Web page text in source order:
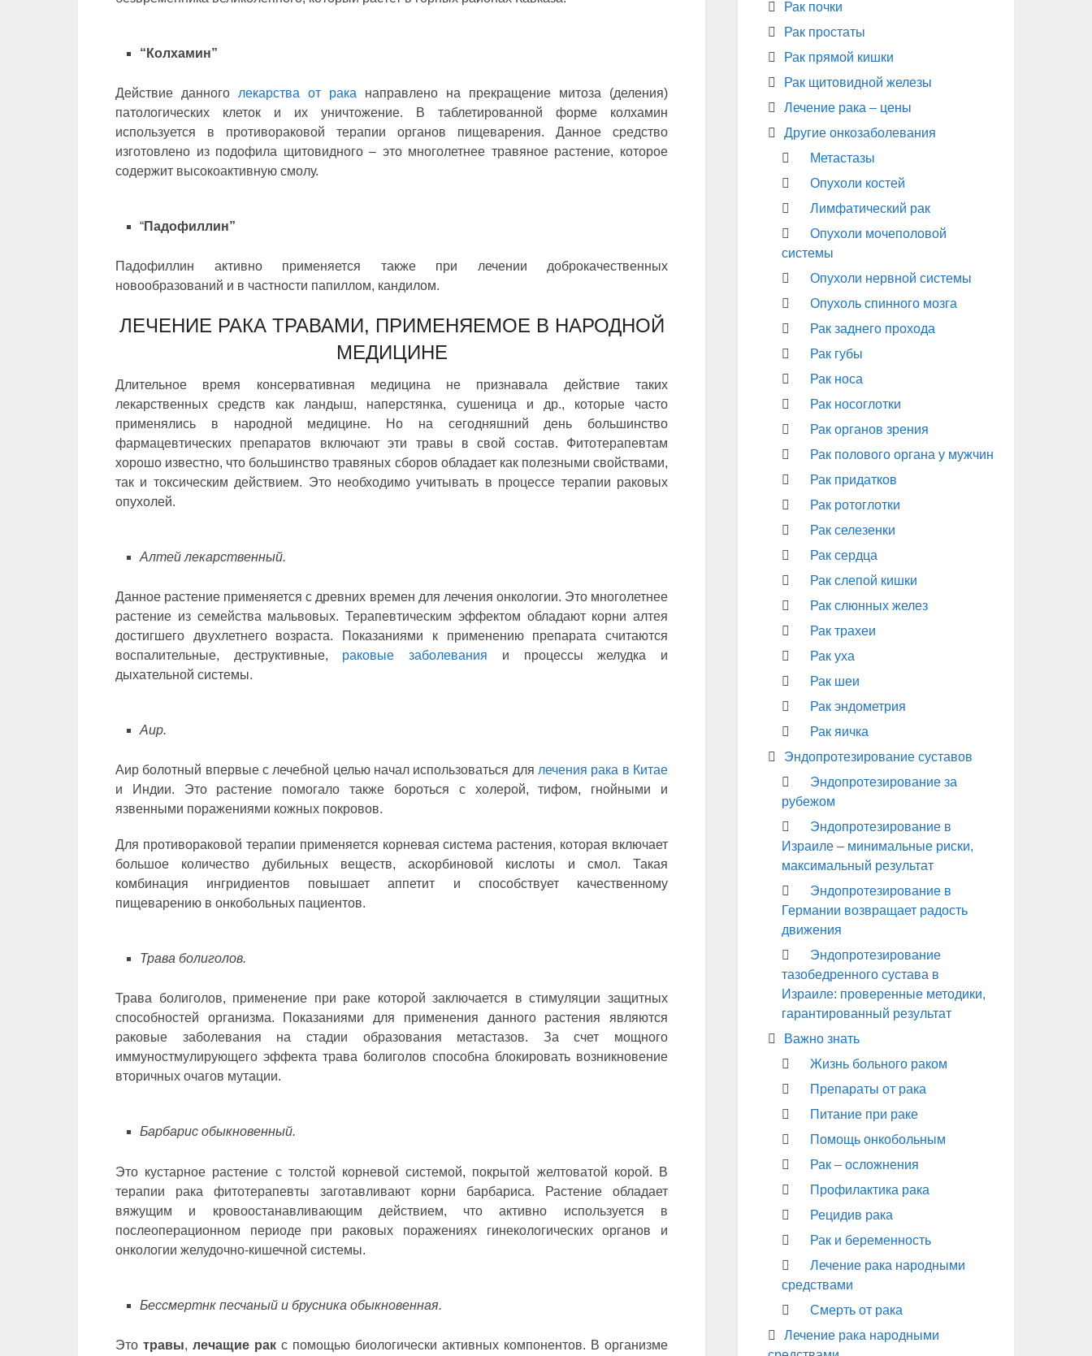
“Колхамин”
Действие данного лекарства от рака направлено на прекращение митоза (деления)
патологических клеток и их уничтожение. В таблетированной форме колхамин
используется в противораковой терапии органов пищеварения. Данное средство
изготовлено из подофила щитовидного – это многолетнее травяное растение, которое
содержит высокоактивную смолу.
“Падофиллин”
Падофиллин активно применяется также при лечении доброкачественных
новообразований и в частности папиллом, кандилом.
ЛЕЧЕНИЕ РАКА ТРАВАМИ, ПРИМЕНЯЕМОЕ В НАРОДНОЙ
МЕДИЦИНЕ
Длительное время консервативная медицина не признавала действие таких
лекарственных средств как ландыш, наперстянка, сушеница и др., которые часто
применялись в народной медицине. Но на сегодняшний день большинство
фармацевтических препаратов включают эти травы в свой состав. Фитотерапевтам
хорошо известно, что большинство травяных сборов обладает как полезными свойствами,
так и токсическим действием. Это необходимо учитывать в процессе терапии раковых
опухолей.
Алтей лекарственный.
Данное растение применяется с древних времен для лечения онкологии. Это многолетнее
растение из семейства мальвовых. Терапевтическим эффектом обладают корни алтея
достигшего двухлетнего возраста. Показаниями к применению препарата считаются
воспалительные, деструктивные, раковые заболевания и процессы желудка и
дыхательной системы.
Аир.
Аир болотный впервые с лечебной целью начал использоваться для лечения рака в Китае
и Индии. Это растение помогало также бороться с холерой, тифом, гнойными и
язвенными поражениями кожных покровов.
Для противораковой терапии применяется корневая система растения, которая включает
большое количество дубильных веществ, аскорбиновой кислоты и смол. Такая
комбинация ингридиентов повышает аппетит и способствует качественному
пищеварению в онкобольных пациентов.
Трава болиголов.
Трава болиголов, применение при раке которой заключается в стимуляции защитных
способностей организма. Показаниями для применения данного растения являются
раковые заболевания на стадии образования метастазов. За счет мощного
иммуностмулирующего эффекта трава болиголов способна блокировать возникновение
вторичных очагов мутации.
Барбарис обыкновенный.
Это кустарное растение с толстой корневой системой, покрытой желтоватой корой. В
терапии рака фитотерапевты заготавливают корни барбариса. Растение обладает
вяжущим и кровоостанавливающим действием, что активно используется в
послеоперационном периоде при раковых поражениях гинекологических органов и
онкологии желудочно-кишечной системы.
Бессмертнк песчаный и брусника обыкновенная.
Это травы, лечащие рак с помощью биологически активных компонентов. В организме
Рак почки
Рак простаты
Рак прямой кишки
Рак щитовидной железы
Лечение рака – цены
Другие онкозаболевания
Метастазы
Опухоли костей
Лимфатический рак
Опухоли мочеполовой
системы
Опухоли нервной системы
Опухоль спинного мозга
Рак заднего прохода
Рак губы
Рак носа
Рак носоглотки
Рак органов зрения
Рак полового органа у мужчин
Рак придатков
Рак ротоглотки
Рак селезенки
Рак сердца
Рак слепой кишки
Рак слюнных желез
Рак трахеи
Рак уха
Рак шеи
Рак эндометрия
Рак яичка
Эндопротезирование суставов
Эндопротезирование за
рубежом
Эндопротезирование в
Израиле – минимальные риски,
максимальный результат
Эндопротезирование в
Германии возвращает радость
движения
Эндопротезирование
тазобедренного сустава в
Израиле: проверенные методики,
гарантированный результат
Важно знать
Жизнь больного раком
Препараты от рака
Питание при раке
Помощь онкобольным
Рак – осложнения
Профилактика рака
Рецидив рака
Рак и беременность
Лечение рака народными
средствами
Смерть от рака
Лечение рака народными